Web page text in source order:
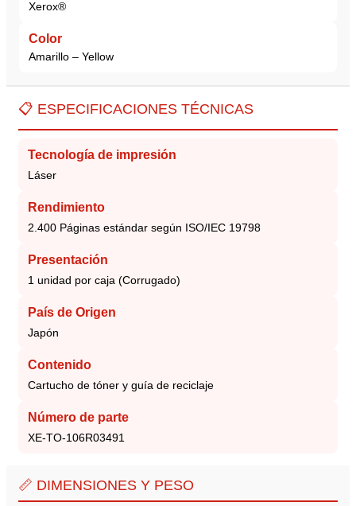
Xerox®
Color
Amarillo – Yellow
📋 ESPECIFICACIONES TÉCNICAS
Tecnología de impresión
Láser
Rendimiento
2.400 Páginas estándar según ISO/IEC 19798
Presentación
1 unidad por caja (Corrugado)
País de Origen
Japón
Contenido
Cartucho de tóner y guía de reciclaje
Número de parte
XE-TO-106R03491
📏 DIMENSIONES Y PESO